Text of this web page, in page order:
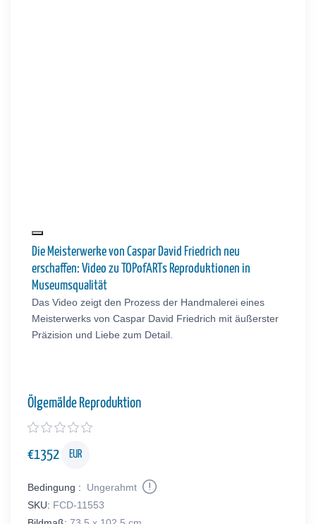
Die Meisterwerke von Caspar David Friedrich neu
erschaffen: Video zu TOPofARTs Reproduktionen in
Museumsqualität
Das Video zeigt den Prozess der Handmalerei eines
Meisterwerks von Caspar David Friedrich mit äußerster
Präzision und Liebe zum Detail.
Ölgemälde Reproduktion
€1352 EUR
Bedingung :
Ungerahmt
SKU: FCD-11553